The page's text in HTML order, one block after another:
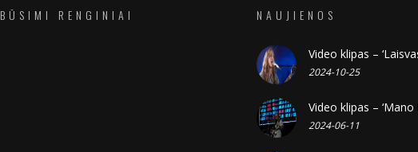
BŪSIMI RENGINIAI NAUJIENOS
Video klipas –
2024-10-25
Video klipas – ‘Mano
2024-06-11